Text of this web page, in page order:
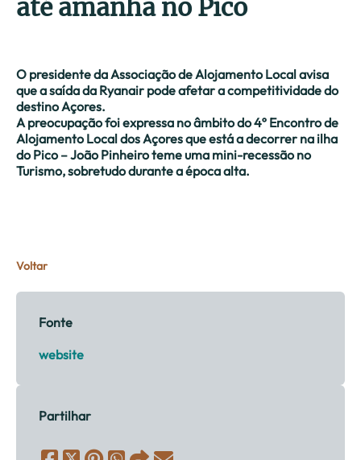
até amanhã no Pico
O presidente da Associação de Alojamento Local avisa
que a saída da Ryanair pode afetar a competitividade do
destino Açores.
A preocupação foi expressa no âmbito do 4º Encontro de
Alojamento Local dos Açores que está a decorrer na ilha
do Pico – João Pinheiro teme uma mini-recessão no
Turismo, sobretudo durante a época alta.
Voltar
Fonte
website
Partilhar